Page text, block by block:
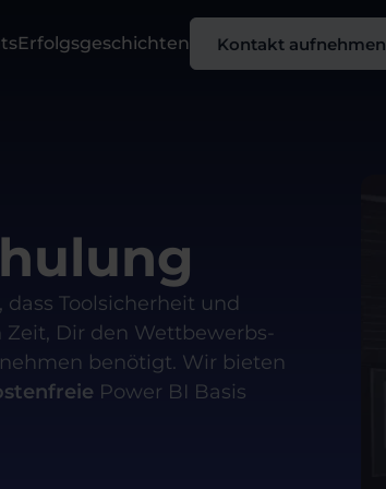
Erfolgsgeschichten Kontakt aufnehmen
Toolsicherheit und
Dir den Wettbewerbs-
benötigt. Wir bieten
Power BI Basis